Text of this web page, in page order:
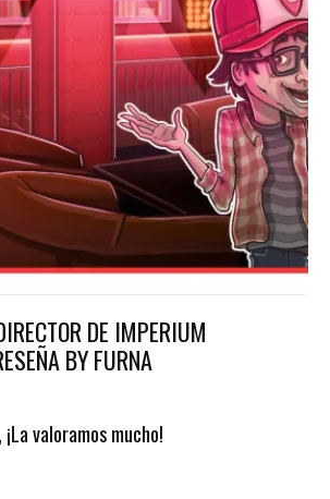
DE IMPERIUM
BY FURNA
valoramos mucho!